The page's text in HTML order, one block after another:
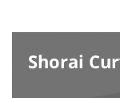
Shorai